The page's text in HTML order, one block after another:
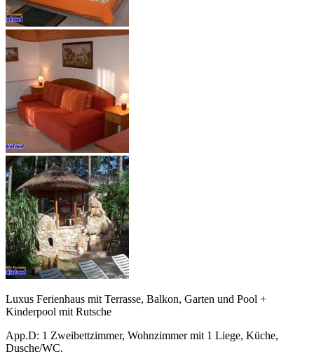
Luxus Ferienhaus mit Terrasse, Balkon, Garten und Pool +
Kinderpool mit Rutsche
App.D: 1 Zweibettzimmer, Wohnzimmer mit 1 Liege, Küche,
Dusche/WC.